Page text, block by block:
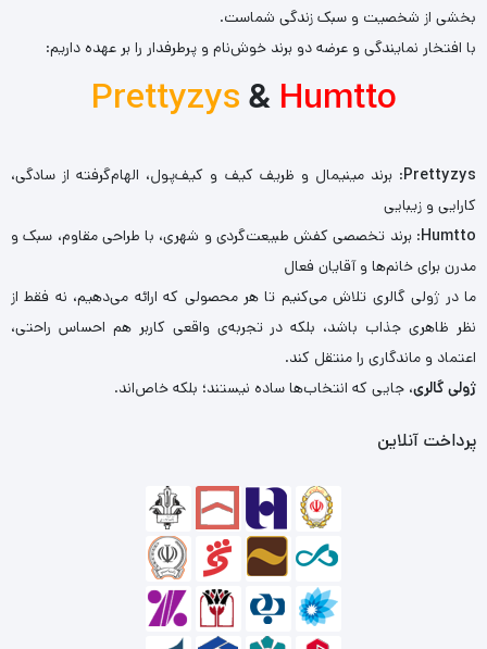
بخشی از شخصیت و سبک زندگی شماست.
با افتخار نمایندگی و عرضه دو برند خوش‌نام و پرطرفدار را بر عهده داریم:
Prettyzys& Humtto
Prettyzys: برند مینیمال و ظریف کیف و کیف‌پول، الهام‌گرفته از سادگی،
کارایی و زیبایی
Humtto: برند تخصصی کفش طبیعت‌گردی و شهری، با طراحی مقاوم، سبک و
مدرن برای خانم‌ها و آقایان فعال
ما در ژولی گالری تلاش می‌کنیم تا هر محصولی که ارائه می‌دهیم، نه فقط از
نظر ظاهری جذاب باشد، بلکه در تجربه‌ی واقعی کاربر هم احساس راحتی،
اعتماد و ماندگاری را منتقل کند.
ژولی گالری، جایی که انتخاب‌ها ساده نیستند؛ بلکه خاص‌اند.
پرداخت آنلاین